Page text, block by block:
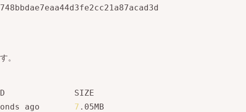
。
SIZE
ago 7 .05MB